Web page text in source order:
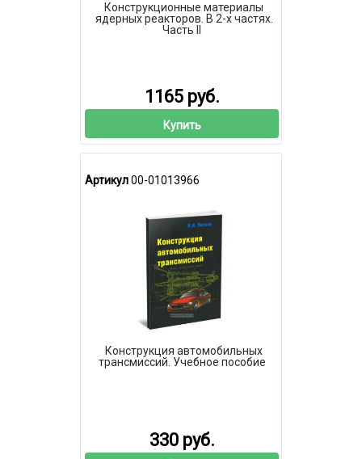
Конструкционные материалы
ядерных реакторов. В 2-х частях.
Часть II
1165 руб.
Купить
Артикул00-01013966
Конструкция автомобильных
трансмиссий. Учебное пособие
330 руб.